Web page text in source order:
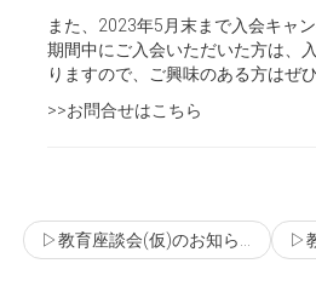
また、2023年5月末まで入会キャ
期間中にご入会いただいた方は、
りますので、ご興味のある方はぜ
>>お問合せはこちら